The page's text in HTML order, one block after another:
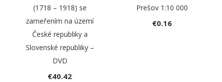
(1718 – 1918) se
zameřením na území
České republiky a
Slovenské republiky –
DVD
€40.42
Prešov 1:10 000
€0.16